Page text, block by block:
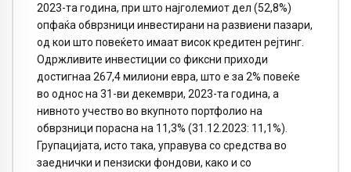
2023-та година, при што најголемиот дел (52,8%)
опфаќа обврзници инвестирани на развиени пазари,
од кои што повеќето имаат висок кредитен рејтинг.
Одржливите инвестиции со фиксни приходи
достигнаа 267,4 милиони евра, што е за 2% повеќе
во однос на 31-ви декември, 2023-та година, а
нивното учество во вкупното портфолио на
обврзници порасна на 11,3% (31.12.2023: 11,1%).
Групацијата, исто така, управува со средства во
заеднички и пензиски фондови, како и со